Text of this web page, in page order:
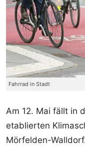
Fahrrad in Stadt
Am 12. Mai fällt in
etablierten
Mörfelden-